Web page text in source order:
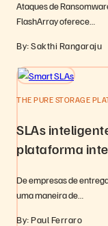
Ataques de
FlashArray oferece…
By: Sakthi Rangaraju
THE PURE STORAGE
SLAs
plataforma
De empresas de
uma maneira de…
By: Paul Ferraro